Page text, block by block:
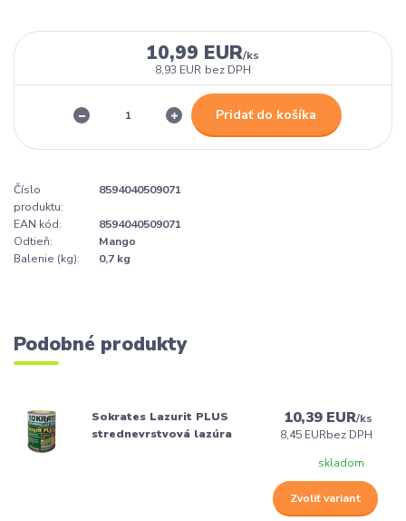
10,99 EUR/ks
8,93 EUR bez DPH
Pridať do košíka
Číslo
produktu:
8594040509071
EAN kód:
8594040509071
Odtieň:
Mango
Balenie (kg):
0,7 kg
Podobné produkty
Sokrates Lazurit PLUS
strednevrstvová lazúra
10,39 EUR/ks
8,45 EURbez DPH
skladom
Zvoliť variant